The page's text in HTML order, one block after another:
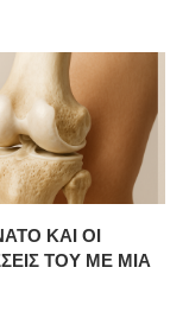
ΚΑΙ ΟΙ
ΤΟΥ ΜΕ ΜΙΑ